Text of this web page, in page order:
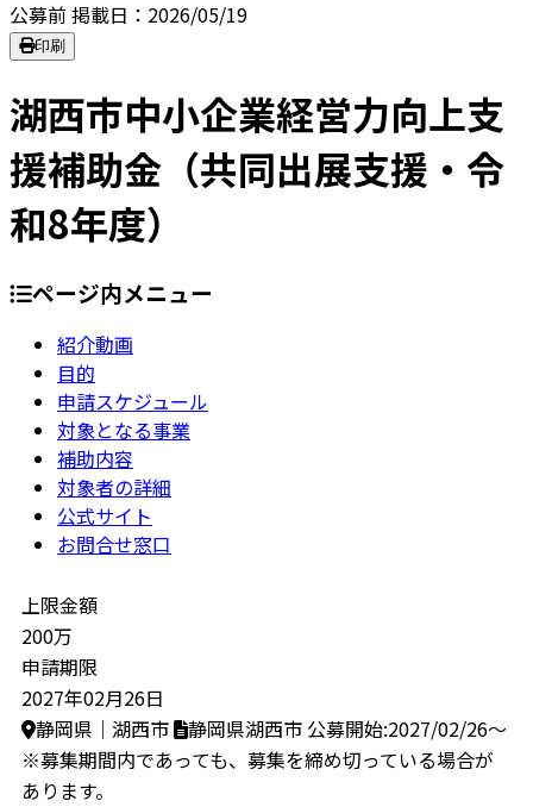
公募前掲載日：2026/05/19
印刷
湖西市中小企業経営力向上支
援補助金（共同出展支援・令
和8年度）
ページ内メニュー
紹介動画
目的
申請スケジュール
対象となる事業
補助内容
対象者の詳細
公式サイト
お問合せ窓口
上限金額
200万
申請期限
2027年02月26日
静岡県｜湖西市
静岡県湖西市 公募開始:2027/02/26～
※募集期間内であっても、募集を締め切っている場合が
あります。